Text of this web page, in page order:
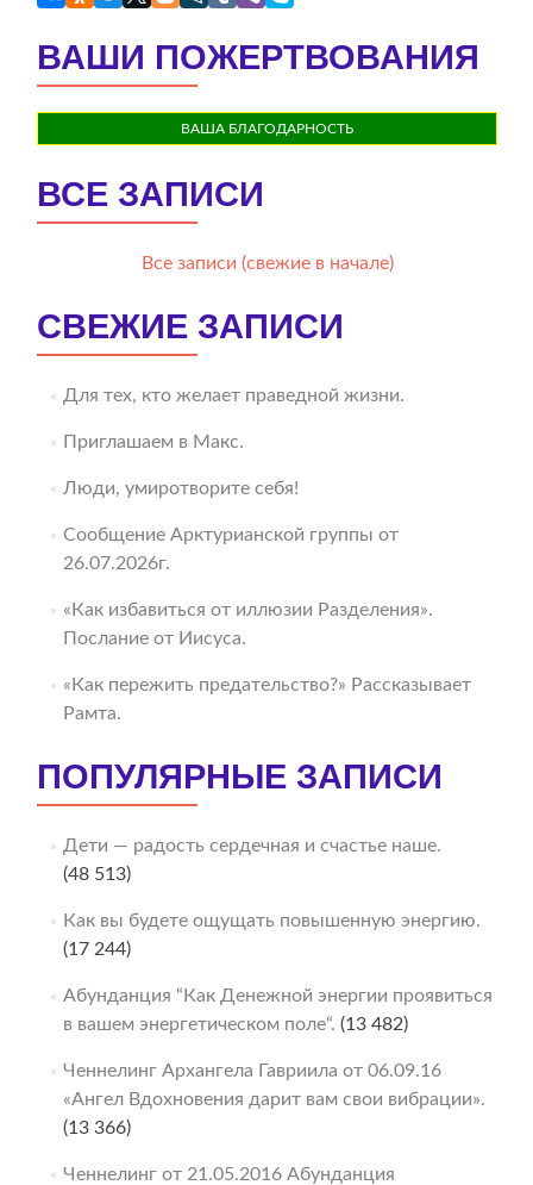
ВАШИ ПОЖЕРТВОВАНИЯ
ВАША БЛАГОДАРНОСТЬ
ВСЕ ЗАПИСИ
Все записи (свежие в начале)
СВЕЖИЕ ЗАПИСИ
Для тех, кто желает праведной жизни.
Приглашаем в Макс.
Люди, умиротворите себя!
Сообщение Арктурианской группы от
26.07.2026г.
«Как избавиться от иллюзии Разделения».
Послание от Иисуса.
«Как пережить предательство?» Рассказывает
Рамта.
ПОПУЛЯРНЫЕ ЗАПИСИ
Дети — радость сердечная и счастье наше.
(48 513)
Как вы будете ощущать повышенную энергию.
(17 244)
Абунданция “Как Денежной энергии проявиться
в вашем энергетическом поле“. (13 482)
Ченнелинг Архангела Гавриила от 06.09.16
«Ангел Вдохновения дарит вам свои вибрации».
(13 366)
Ченнелинг от 21.05.2016 Абунданция